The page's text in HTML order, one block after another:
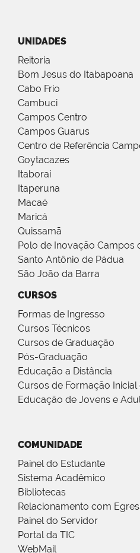
UNIDADES
Reitoria
Bom Jesus do Itabapoana
Cabo Frio
Cambuci
Campos Centro
Campos Guarus
Centro de Referência
Goytacazes
Itaboraí
Itaperuna
Macaé
Maricá
Quissamã
Polo de Inovação Campos
Santo Antônio de Pádua
São João da Barra
CURSOS
Formas de Ingresso
Cursos Técnicos
Cursos de Graduação
Pós-Graduação
Educação a Distância
Cursos de Formação Inicial
Educação de Jovens e
COMUNIDADE
Painel do Estudante
Sistema Acadêmico
Bibliotecas
Relacionamento com
Painel do Servidor
Portal da TIC
WebMail